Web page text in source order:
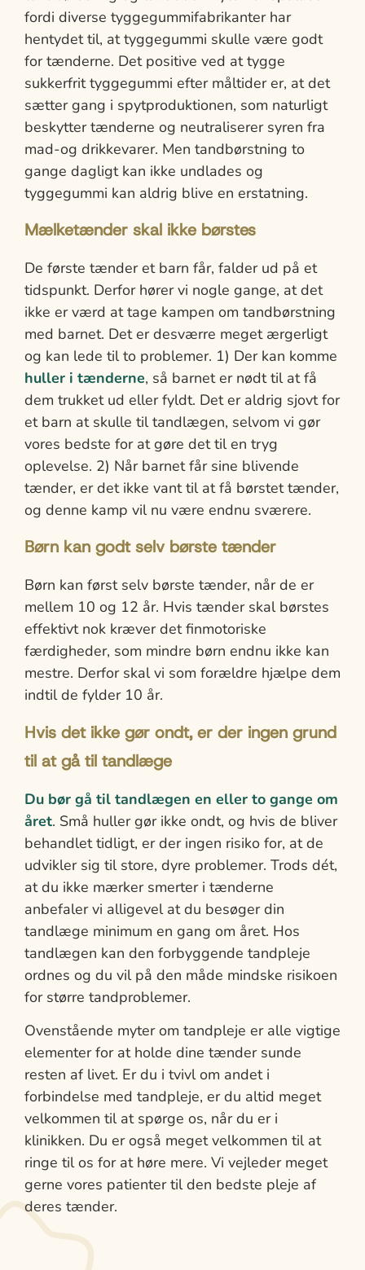
fordi diverse tyggegummifabrikanter har
hentydet til, at tyggegummi skulle være godt
for tænderne. Det positive ved at tygge
sukkerfrit tyggegummi efter måltider er, at det
sætter gang i spytproduktionen, som naturligt
beskytter tænderne og neutraliserer syren fra
mad-og drikkevarer. Men tandbørstning to
gange dagligt kan ikke undlades og
tyggegummi kan aldrig blive en erstatning.
Mælketænder skal ikke børstes
De første tænder et barn får, falder ud på et
tidspunkt. Derfor hører vi nogle gange, at det
ikke er værd at tage kampen om tandbørstning
med barnet. Det er desværre meget ærgerligt
og kan lede til to problemer. 1) Der kan komme
huller i tænderne, så barnet er nødt til at få
dem trukket ud eller fyldt. Det er aldrig sjovt for
et barn at skulle til tandlægen, selvom vi gør
vores bedste for at gøre det til en tryg
oplevelse. 2) Når barnet får sine blivende
tænder, er det ikke vant til at få børstet tænder,
og denne kamp vil nu være endnu sværere.
Børn kan godt selv børste tænder
Børn kan først selv børste tænder, når de er
mellem 10 og 12 år. Hvis tænder skal børstes
effektivt nok kræver det finmotoriske
færdigheder, som mindre børn endnu ikke kan
mestre. Derfor skal vi som forældre hjælpe dem
indtil de fylder 10 år.
Hvis det ikke gør ondt, er der ingen grund
til at gå til tandlæge
Du bør gå til tandlægen en eller to gange om
året. Små huller gør ikke ondt, og hvis de bliver
behandlet tidligt, er der ingen risiko for, at de
udvikler sig til store, dyre problemer. Trods dét,
at du ikke mærker smerter i tænderne
anbefaler vi alligevel at du besøger din
tandlæge minimum en gang om året. Hos
tandlægen kan den forbyggende tandpleje
ordnes og du vil på den måde mindske risikoen
for større tandproblemer.
Ovenstående myter om tandpleje er alle vigtige
elementer for at holde dine tænder sunde
resten af livet. Er du i tvivl om andet i
forbindelse med tandpleje, er du altid meget
velkommen til at spørge os, når du er i
klinikken. Du er også meget velkommen til at
ringe til os for at høre mere. Vi vejleder meget
gerne vores patienter til den bedste pleje af
deres tænder.